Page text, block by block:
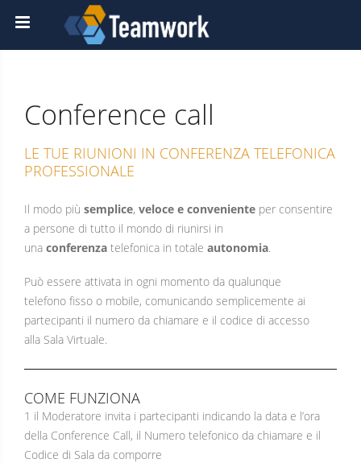
Conference call
LE TUE RIUNIONI IN CONFERENZA TELEFONICA
PROFESSIONALE
Il modo più semplice, veloce e conveniente per consentire
a persone di tutto il mondo di riunirsi in
una conferenza telefonica in totale autonomia.
Può essere attivata in ogni momento da qualunque
telefono fisso o mobile, comunicando semplicemente ai
partecipanti il numero da chiamare e il codice di accesso
alla Sala Virtuale.
COME FUNZIONA
1 il Moderatore invita i partecipanti indicando la data e l’ora
della Conference Call, il Numero telefonico da chiamare e il
Codice di Sala da comporre